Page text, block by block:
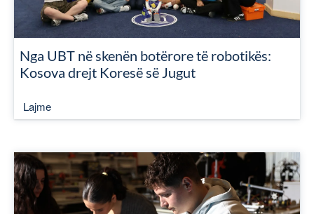
Nga UBT në skenën botërore të robotikës:
Kosova drejt Koresë së Jugut
Lajme